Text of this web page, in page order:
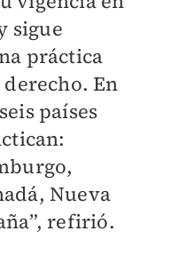
sigue
práctica
En
países
Nueva
refirió.